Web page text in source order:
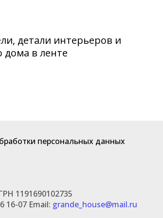
детали интерьеров и
дома в ленте
персональных данных
1191690102735
16-07 Email: grande_house@mail.ru